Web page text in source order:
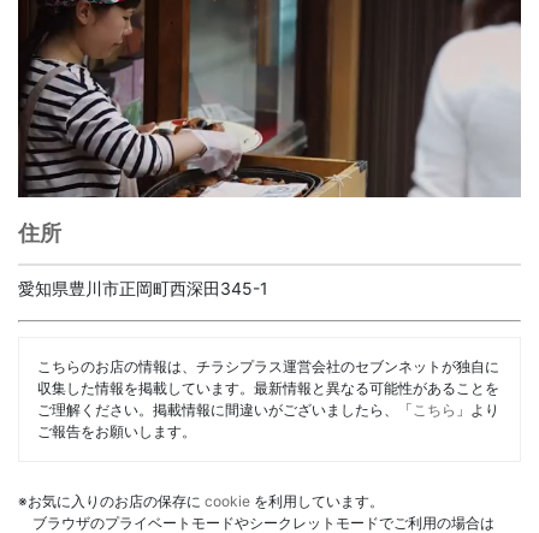
住所
愛知県豊川市正岡町西深田345-1
こちらのお店の情報は、チラシプラス運営会社のセブンネットが独自に
収集した情報を掲載しています。最新情報と異なる可能性があることを
ご理解ください。掲載情報に間違いがございましたら、「 こちら 」より
ご報告をお願いします。
※お気に入りのお店の保存に cookie を利用しています。
ブラウザのプライベートモードやシークレットモードでご利用の場合は